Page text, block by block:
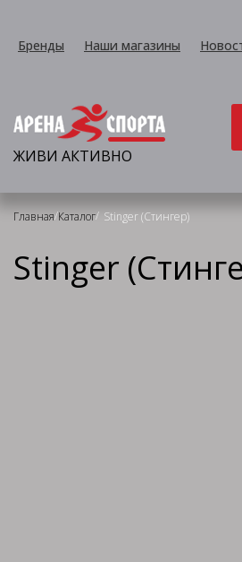
Бренды Наши магазины
ЖИВИ АКТИВНО
Главная/Каталог/ Stinger (Стингер)
Stinger